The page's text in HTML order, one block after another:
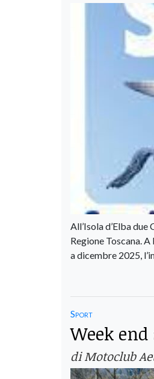
All’Isola d’Elba
Regione Toscana.
a dicembre 2025,
Sport
Week
di Motoclub